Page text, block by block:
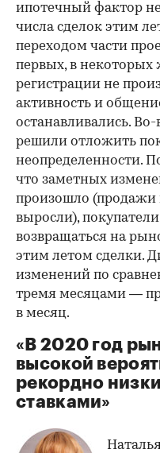
ипотечный фактор
числа сделок этим
переходом части
первых, в
регистрации не
активность и
останавливались.
решили отложить
неопределенности.
что заметных
произошло (продажи
выросли),
возвращаться на
этим летом сделки.
изменений по
тремя месяцами —
в месяц.
«В 2020 год
высокой
рекордно
ставками»